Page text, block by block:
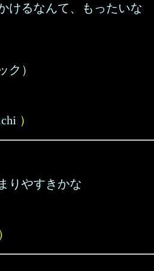
けるなんて、もったいな
ク）
）
りやすきかな
）